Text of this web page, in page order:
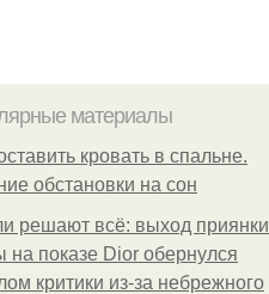
материалы
кровать в спальне.
обстановки на сон
решают всё: выход приянки
на показе Dior обернулся
критики из-за небрежного